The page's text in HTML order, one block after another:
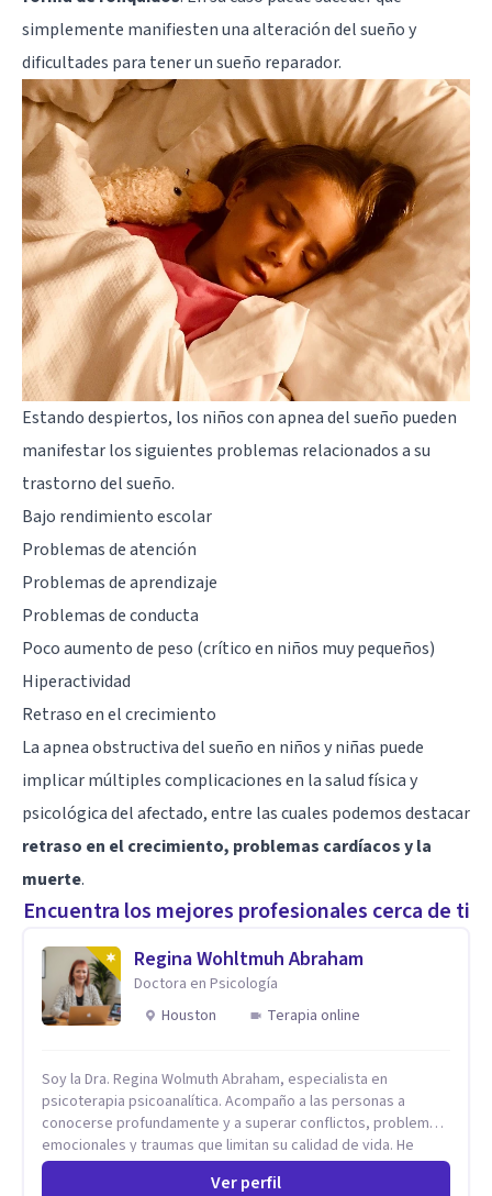
simplemente manifiesten una alteración del sueño y
dificultades para tener un sueño reparador.
Estando despiertos, los niños con apnea del sueño pueden
manifestar los siguientes problemas relacionados a su
trastorno del sueño.
Bajo rendimiento escolar
Problemas de atención
Problemas de aprendizaje
Problemas de conducta
Poco aumento de peso (crítico en niños muy pequeños)
Hiperactividad
Retraso en el crecimiento
La apnea obstructiva del sueño en niños y niñas puede
implicar múltiples complicaciones en la salud física y
psicológica del afectado, entre las cuales podemos destacar
retraso en el crecimiento, problemas cardíacos y la
muerte.
Encuentra los mejores profesionales cerca de ti
Regina Wohltmuh Abraham
Doctora en Psicología
Houston
Terapia online
Soy la Dra. Regina Wolmuth Abraham, especialista en
psicoterapia psicoanalítica. Acompaño a las personas a
conocerse profundamente y a superar conflictos, problemas
emocionales y traumas que limitan su calidad de vida. He
trabajado en reconocidas instituciones como el Hospital
Psiquiátrico San Rafael, Instituto Psiquiátrico MENDAO, San
Ver perfil